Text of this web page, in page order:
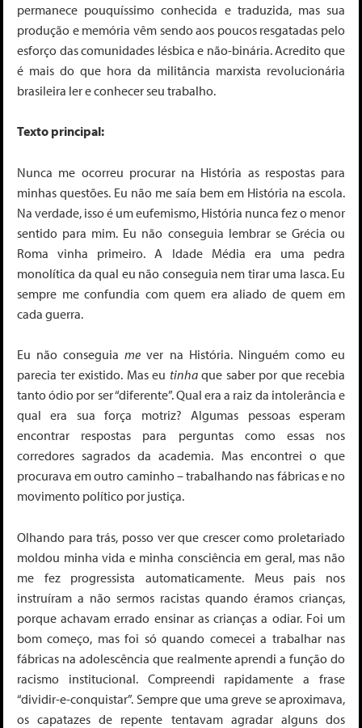
permanece pouquíssimo conhecida e traduzida, mas sua
produção e memória vêm sendo aos poucos resgatadas pelo
esforço das comunidades lésbica e não-binária. Acredito que
é mais do que hora da militância marxista revolucionária
brasileira ler e conhecer seu trabalho.
Texto principal:
Nunca me ocorreu procurar na História as respostas para
minhas questões. Eu não me saía bem em História na escola.
Na verdade, isso é um eufemismo, História nunca fez o menor
sentido para mim. Eu não conseguia lembrar se Grécia ou
Roma vinha primeiro. A Idade Média era uma pedra
monolítica da qual eu não conseguia nem tirar uma lasca. Eu
sempre me confundia com quem era aliado de quem em
cada guerra.
Eu não conseguiame ver na História. Ninguém como eu
parecia ter existido. Mas eu tinha que saber por que recebia
tanto ódio por ser “diferente”. Qual era a raiz da intolerância e
qual era sua força motriz? Algumas pessoas esperam
encontrar respostas para perguntas como essas nos
corredores sagrados da academia. Mas encontrei o que
procurava em outro caminho – trabalhando nas fábricas e no
movimento político por justiça.
Olhando para trás, posso ver que crescer como proletariado
moldou minha vida e minha consciência em geral, mas não
me fez progressista automaticamente. Meus pais nos
instruíram a não sermos racistas quando éramos crianças,
porque achavam errado ensinar as crianças a odiar. Foi um
bom começo, mas foi só quando comecei a trabalhar nas
fábricas na adolescência que realmente aprendi a função do
racismo institucional. Compreendi rapidamente a frase
“dividir-e-conquistar”. Sempre que uma greve se aproximava,
os capatazes de repente tentavam agradar alguns dos